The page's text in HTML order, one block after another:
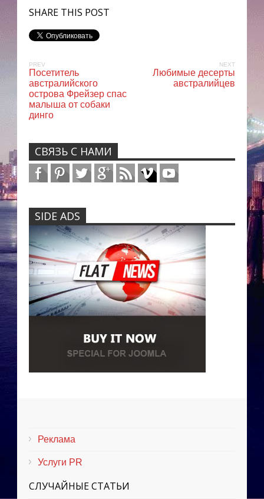
SHARE THIS POST
PREV
Посетитель
австралийского
острова Фрейзер спас
малыша от собаки
динго
NEXT
Любимые десерты
австралийцев
СВЯЗЬ С НАМИ
SIDE ADS
Реклама
Услуги PR
СЛУЧАЙНЫЕ СТАТЬИ